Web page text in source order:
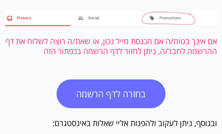
אם אינך בטוח/ה אם הכנסת מייל נכון, או שאת/ה רוצה לשלוח את דף
ההרשמה לחבר/ה, ניתן לחזור לדף הרשמה בכפתור הזה
בחזרה לדף הרשמה
ובנוסף, ניתן לעקוב ולהפנות אליי שאלות באינסטגרם: